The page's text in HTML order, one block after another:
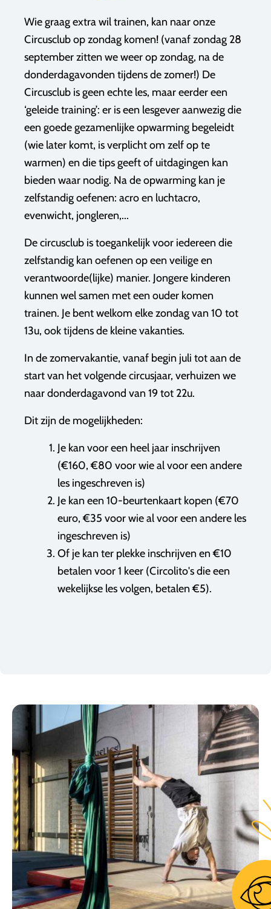
Wie graag extra wil trainen, kan naar onze
Circusclub op zondag komen! (vanaf zondag 28
september zitten we weer op zondag, na de
donderdagavonden tijdens de zomer!) De
Circusclub is geen echte les, maar eerder een
‘geleide training’: er is een lesgever aanwezig die
een goede gezamenlijke opwarming begeleidt
(wie later komt, is verplicht om zelf op te
warmen) en die tips geeft of uitdagingen kan
bieden waar nodig. Na de opwarming kan je
zelfstandig oefenen: acro en luchtacro,
evenwicht, jongleren,...
De circusclub is toegankelijk voor iedereen die
zelfstandig kan oefenen op een veilige en
verantwoorde(lijke) manier. Jongere kinderen
kunnen wel samen met een ouder komen
trainen. Je bent welkom elke zondag van 10 tot
13u, ook tijdens de kleine vakanties.
In de zomervakantie, vanaf begin juli tot aan de
start van het volgende circusjaar, verhuizen we
naar donderdagavond van 19 tot 22u.
Dit zijn de mogelijkheden:
Je kan voor een heel jaar inschrijven
(€160, €80 voor wie al voor een andere
les ingeschreven is)
Je kan een 10-beurtenkaart kopen (€70
euro, €35 voor wie al voor een andere les
ingeschreven is)
Of je kan ter plekke inschrijven en €10
betalen voor 1 keer (Circolito's die een
wekelijkse les volgen, betalen €5).